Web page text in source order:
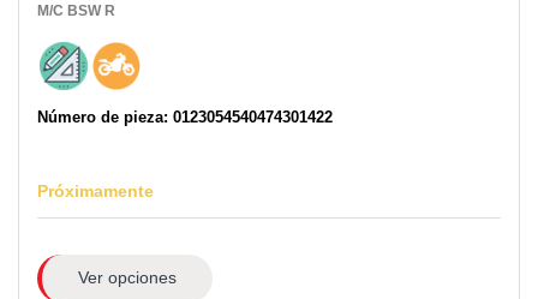
M/C BSW R
Número de pieza: 0123054540474301422
Próximamente
Ver opciones